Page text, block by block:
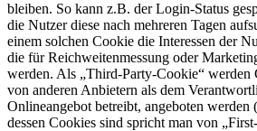
bleiben. So kann z.B. der Login-Status
die Nutzer diese nach mehreren Tagen
einem solchen Cookie die Interessen der
die für Reichweitenmessung oder
werden. Als „Third-Party-Cookie“ werden
von anderen Anbietern als dem
Onlineangebot betreibt, angeboten werden
dessen Cookies sind spricht man von